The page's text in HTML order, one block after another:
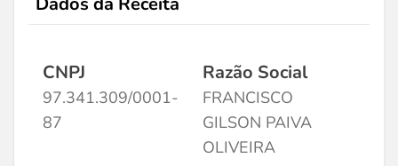
CNPJ
97.341.309/0001-
87
Razão Social
FRANCISCO
GILSON PAIVA
OLIVEIRA